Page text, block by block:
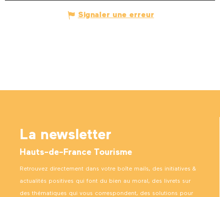
Signaler une erreur
La newsletter
Hauts-de-France Tourisme
Retrouvez directement dans votre boîte mails, des initiatives &
actualités positives qui font du bien au moral, des livrets sur
des thématiques qui vous correspondent, des solutions pour